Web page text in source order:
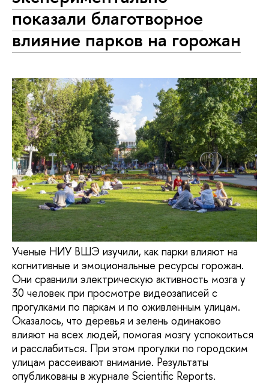
показали благотворное
влияние парков на горожан
Ученые НИУ ВШЭ изучили, как парки влияют на
когнитивные и эмоциональные ресурсы горожан.
Они сравнили электрическую активность мозга у
30 человек при просмотре видеозаписей с
прогулками по паркам и по оживленным улицам.
Оказалось, что деревья и зелень одинаково
влияют на всех людей, помогая мозгу успокоиться
и расслабиться. При этом прогулки по городским
улицам рассеивают внимание. Результаты
опубликованы в журнале Scientific Reports.